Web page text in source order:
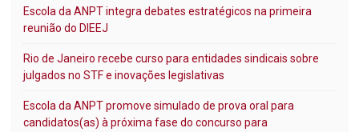
Escola da ANPT integra debates estratégicos na primeira
reunião do DIEEJ
Rio de Janeiro recebe curso para entidades sindicais sobre
julgados no STF e inovações legislativas
Escola da ANPT promove simulado de prova oral para
candidatos(as) à próxima fase do concurso para